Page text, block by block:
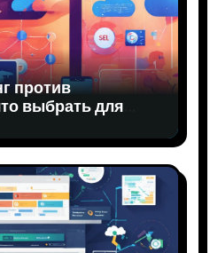
против
выбрать для